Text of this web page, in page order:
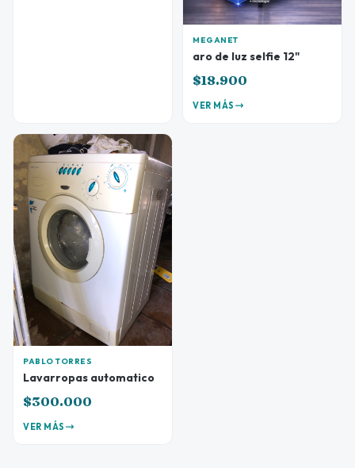
MEGANET
aro de luz selfie 12"
$18.900
VER MÁS
PABLO TORRES
Lavarropas automatico
$300.000
VER MÁS